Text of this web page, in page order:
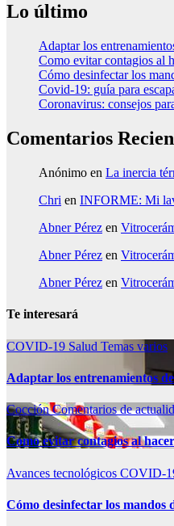
Lo último
Adaptar los
Como evitar contagios al
Cómo desinfectar los
Covid-19: guía para
Coronavirus: consejos
Comentarios
Anónimo en La inercia
Chri en INFORME: Mi
Abner Pérez en
Abner Pérez en
Abner Pérez en
Te interesará
COVID-19 Salud Temas varios
Adaptar los entrenamientos
CocciónComentarios de
Como evitar contagios al
Avances tecnológicos COVID-
Cómo desinfectar los mandos